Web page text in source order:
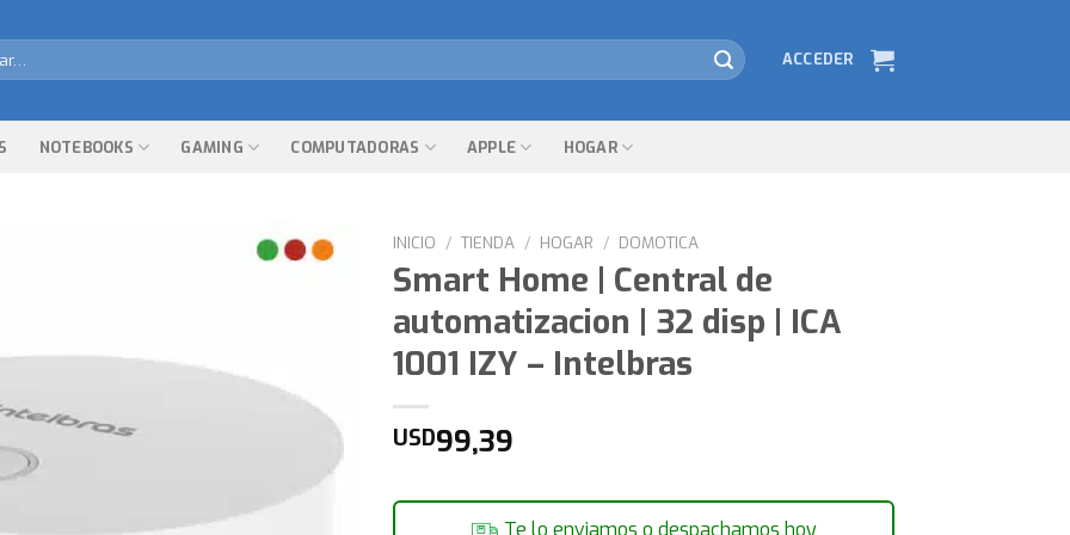
ACCEDER
NOTEBOOKS GAMING COMPUTADORAS APPLE HOGAR
INICIO / TIENDA / HOGAR / DOMOTICA
Smart Home | Central de
automatizacion | 32 disp | ICA
1001 IZY – Intelbras
USD99,39
Te lo enviamos o despachamos hoy